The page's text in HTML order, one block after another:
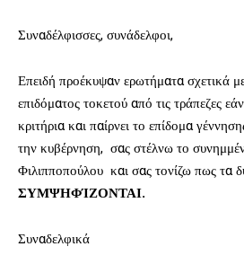
Συναδέλφισσες, συνάδελφοι,
Επειδή προέκυψαν ερωτήματα σχετικά
επιδόματος τοκετού από τις τράπεζες
κριτήρια και παίρνει το επίδομα
την κυβέρνηση, σας στέλνω το
Φιλιπποπούλου και σας τονίζω πως τα
ΣΥΜΨΗΦΊΖΟΝΤΑΙ.
Συναδελφικά